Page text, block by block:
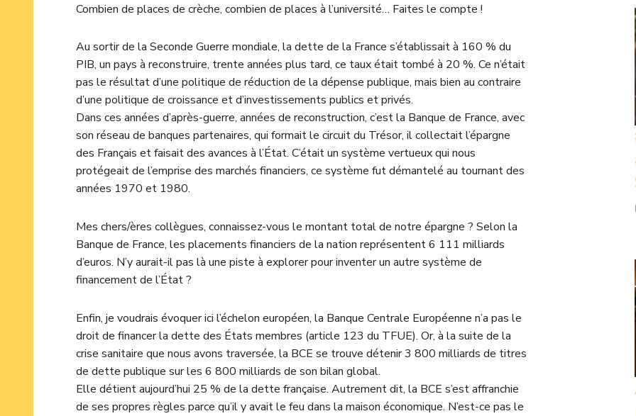
Combien de places de crèche, combien de places à l’université… Faites le compte !
Au sortir de la Seconde Guerre mondiale, la dette de la France s’établissait à 160 % du
PIB, un pays à reconstruire, trente années plus tard, ce taux était tombé à 20 %. Ce n’était
pas le résultat d’une politique de réduction de la dépense publique, mais bien au contraire
d’une politique de croissance et d’investissements publics et privés.
Dans ces années d’après-guerre, années de reconstruction, c’est la Banque de France, avec
son réseau de banques partenaires, qui formait le circuit du Trésor, il collectait l’épargne
des Français et faisait des avances à l’État. C’était un système vertueux qui nous
protégeait de l’emprise des marchés financiers, ce système fut démantelé au tournant des
années 1970 et 1980.
Mes chers/ères collègues, connaissez-vous le montant total de notre épargne ? Selon la
Banque de France, les placements financiers de la nation représentent 6 111 milliards
d’euros. N’y aurait-il pas là une piste à explorer pour inventer un autre système de
financement de l’État ?
Enfin, je voudrais évoquer ici l’échelon européen, la Banque Centrale Européenne n’a pas le
droit de financer la dette des États membres (article 123 du TFUE). Or, à la suite de la
crise sanitaire que nous avons traversée, la BCE se trouve détenir 3 800 milliards de titres
de dette publique sur les 6 800 milliards de son bilan global.
Elle détient aujourd’hui 25 % de la dette française. Autrement dit, la BCE s’est affranchie
de ses propres règles parce qu’il y avait le feu dans la maison économique. N’est-ce pas le